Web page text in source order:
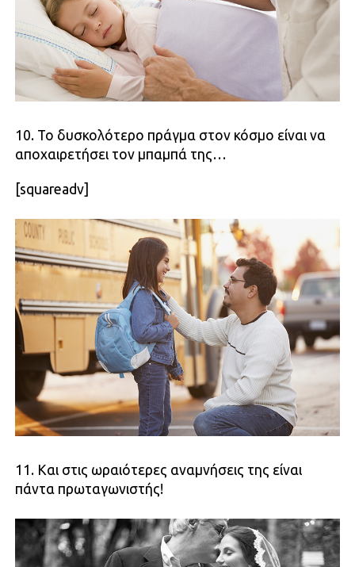
10. Το δυσκολότερο πράγμα στον κόσμο είναι να
αποχαιρετήσει τον μπαμπά της…
[squareadv]
11. Και στις ωραιότερες αναμνήσεις της είναι
πάντα πρωταγωνιστής!